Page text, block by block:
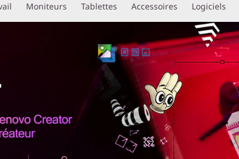
Moniteurs Tablettes Accessoires Logiciels